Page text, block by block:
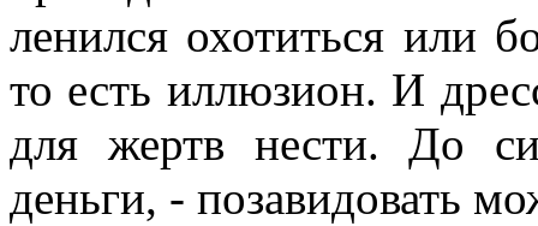
ленился охотиться или
то есть иллюзион. И
для жертв нести. До
деньги, - позавидовать